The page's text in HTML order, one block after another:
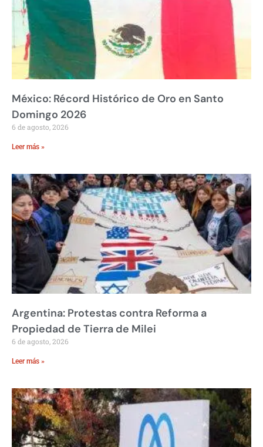
México: Récord Histórico de Oro en Santo
Domingo 2026
6 de agosto, 2026
Leer más »
Argentina: Protestas contra Reforma a
Propiedad de Tierra de Milei
6 de agosto, 2026
Leer más »